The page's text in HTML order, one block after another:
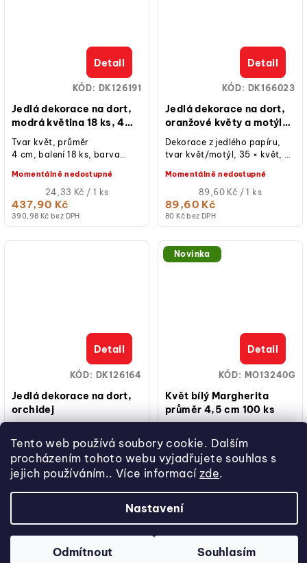
Tento web používá soubory cookie. Dalším
procházením tohoto webu vyjadřujete souhlas s
jejich používáním.. Více informací zde.
Nastavení
Odmítnout Souhlasím
Jedlá dekorace na dort,
modrá květina 18 ks, 4
cm
390,98 Kč bez DPH
437,90 Kč
Měrná
cena:
24,33 Kč / 1 ks
Momentálně nedostupné
Detail
Tvar květ, průměr
4 cm, balení 18 ks, barva
zdobení dortů a dezertů.
KÓD: DK126191
Jedlá dekorace na dort,
oranžové květy a motýlci
10 g
80 Kč bez DPH
89,60 Kč
Měrná
cena:
89,60 Kč / 1 ks
Momentálně nedostupné
Detail
Dekorace z jedlého papíru,
tvar květ/motýl, 35 × květ, 4
motýlci 3–5 cm, balení 10...
KÓD: DK166023
Jedlá dekorace na dort,
orchidej
249,40 Kč
Měrná
249,40 Kč / 1 ks
Momentálně nedostupné
Detail
orchidej, 10 ks; žlutá barva;
mix velikostí cca 8,5 cm a 7,5
cm; jedlý papír; hotové k...
KÓD: DK126164
Novinka
Květ bílý Margherita
průměr 4,5 cm 100 ks
498,84 Kč bez DPH
558,70 Kč
Měrná
5,59 Kč / 1 ks
Na dotaz
Detail
4,5 cm, 100 ks v balení,
vhodné na dorty, cupcakes i
dezerty.
KÓD: MO13240G